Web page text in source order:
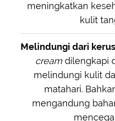
meningkatkan
kulit
Melindungi dari
creamdilengkapi
melindungi kulit
matahari.
mengandung